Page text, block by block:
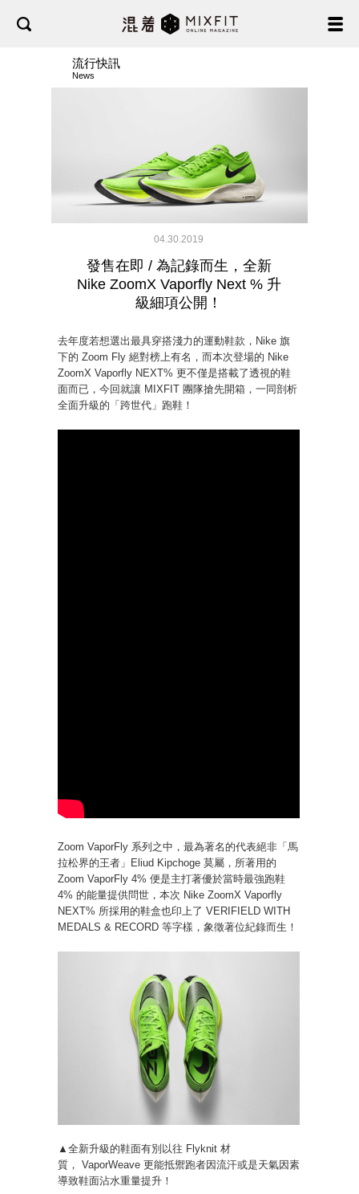
流行快訊
News
04.30.2019
發售在即 / 為記錄而生，全新
Nike ZoomX Vaporfly Next % 升
級細項公開！
去年度若想選出最具穿搭淺力的運動鞋款，Nike 旗
下的 Zoom Fly 絕對榜上有名，而本次登場的 Nike
ZoomX Vaporfly NEXT% 更不僅是搭載了透視的鞋
面而已，今回就讓 MIXFIT 團隊搶先開箱，一同剖析
全面升級的「跨世代」跑鞋！
Zoom VaporFly 系列之中，最為著名的代表絕非「馬
拉松界的王者」Eliud Kipchoge 莫屬，所著用的
Zoom VaporFly 4% 便是主打著優於當時最強跑鞋
4% 的能量提供問世，本次 Nike ZoomX Vaporfly
NEXT% 所採用的鞋盒也印上了 VERIFIELD WITH
MEDALS & RECORD 等字樣，象徵著位紀錄而生！
▲全新升級的鞋面有別以往 Flyknit 材
質， VaporWeave 更能抵禦跑者因流汗或是天氣因素
導致鞋面沾水重量提升！